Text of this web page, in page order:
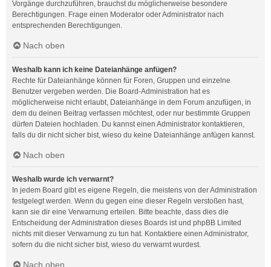
Vorgänge durchzuführen, brauchst du möglicherweise besondere
Berechtigungen. Frage einen Moderator oder Administrator nach
entsprechenden Berechtigungen.
Nach oben
Weshalb kann ich keine Dateianhänge anfügen?
Rechte für Dateianhänge können für Foren, Gruppen und einzelne
Benutzer vergeben werden. Die Board-Administration hat es
möglicherweise nicht erlaubt, Dateianhänge in dem Forum anzufügen, in
dem du deinen Beitrag verfassen möchtest, oder nur bestimmte Gruppen
dürfen Dateien hochladen. Du kannst einen Administrator kontaktieren,
falls du dir nicht sicher bist, wieso du keine Dateianhänge anfügen kannst.
Nach oben
Weshalb wurde ich verwarnt?
In jedem Board gibt es eigene Regeln, die meistens von der Administration
festgelegt werden. Wenn du gegen eine dieser Regeln verstoßen hast,
kann sie dir eine Verwarnung erteilen. Bitte beachte, dass dies die
Entscheidung der Administration dieses Boards ist und phpBB Limited
nichts mit dieser Verwarnung zu tun hat. Kontaktiere einen Administrator,
sofern du die nicht sicher bist, wieso du verwarnt wurdest.
Nach oben